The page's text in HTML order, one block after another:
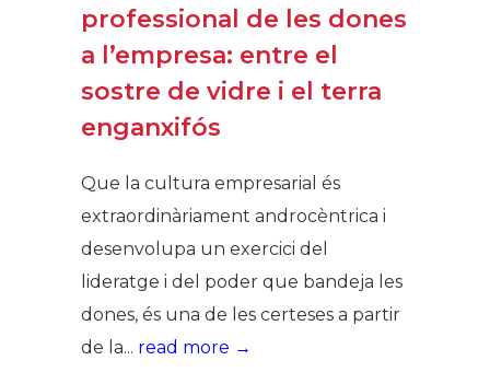
professional de les dones
a l’empresa: entre el
sostre de vidre i el terra
enganxifós
Que la cultura empresarial és
extraordinàriament androcèntrica i
desenvolupa un exercici del
lideratge i del poder que bandeja les
dones, és una de les certeses a partir
de la... read more →